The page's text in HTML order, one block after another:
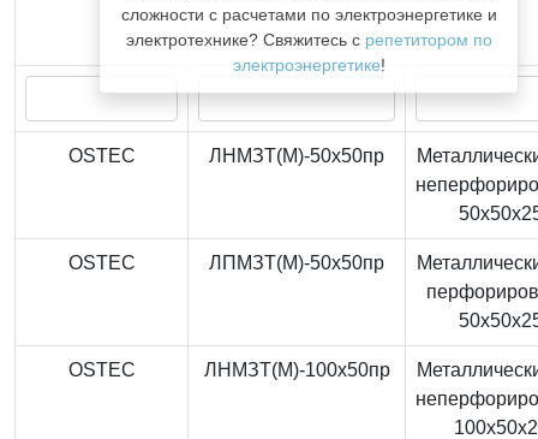
сложности с расчетами по электроэнергетике и
электротехнике? Свяжитесь с репетитором по
электроэнергетике!
OSTEC ЛНМЗТ(М)-50x50пр
OSTEC ЛПМЗТ(М)-50x50пр
OSTEC ЛНМЗТ(М)-100x50пр